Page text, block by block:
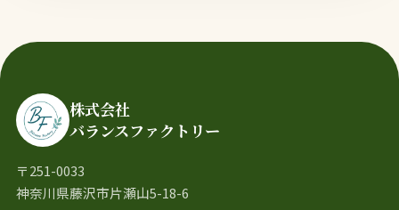
株式会社
バランスファクトリー
〒251-0033
神奈川県藤沢市片瀬山5-18-6